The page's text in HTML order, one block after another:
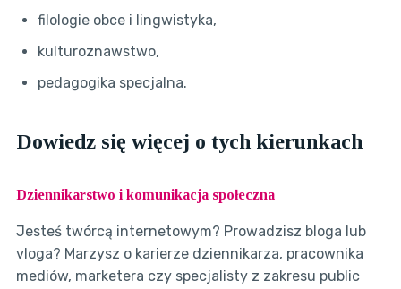
filologie obce i lingwistyka,
kulturoznawstwo,
pedagogika specjalna.
Dowiedz się więcej o tych kierunkach
Dziennikarstwo i komunikacja społeczna
Jesteś twórcą internetowym? Prowadzisz bloga lub
vloga? Marzysz o karierze dziennikarza, pracownika
mediów, marketera czy specjalisty z zakresu public